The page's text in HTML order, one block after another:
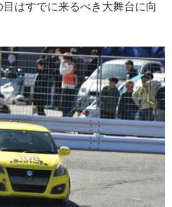
はすでに来るべき大舞台に向